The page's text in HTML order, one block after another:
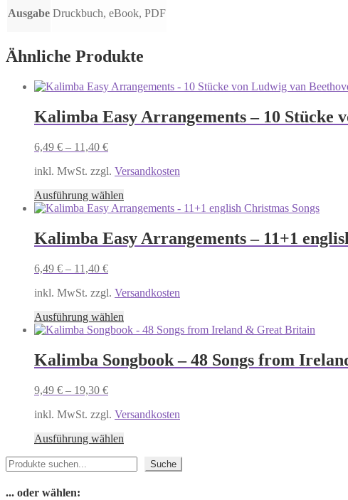
Ausgabe Druckbuch, eBook, PDF
Ähnliche Produkte
Kalimba Easy Arrangements – 10 Stücke
6,49 € – 11,40 €
inkl. MwSt. zzgl. Versandkosten
Ausführung wählen
Produkt
mehrere
Varianten
können
der
Produktseite
werden
Kalimba Easy Arrangements – 11+1
6,49 € – 11,40 €
inkl. MwSt. zzgl. Versandkosten
Ausführung wählen
Produkt
mehrere
Varianten
können
der
Produktseite
gewählt
Kalimba Songbook – 48 Songs from
9,49 € – 19,30 €
inkl. MwSt. zzgl. Versandkosten
Ausführung wählen
Suchen Suche
... oder wählen: